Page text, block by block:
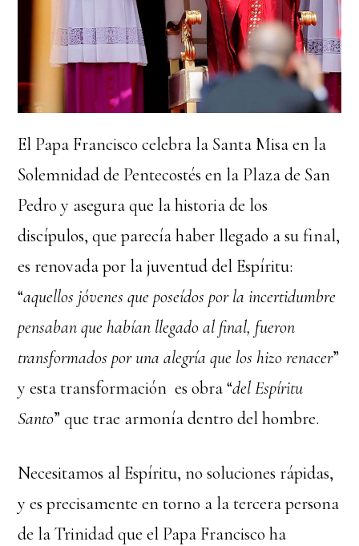
El Papa Francisco celebra la Santa Misa en la
Solemnidad de Pentecostés en la Plaza de San
Pedro y asegura que la historia de los
discípulos, que parecía haber llegado a su final,
es renovada por la juventud del Espíritu:
“aquellos jóvenes que poseídos por la incertidumbre
pensaban que habían llegado al final, fueron
transformados por una alegría que los hizo renacer”
y esta transformación es obra “del Espíritu
Santo” que trae armonía dentro del hombre.
Necesitamos al Espíritu, no soluciones rápidas,
y es precisamente en torno a la tercera persona
de la Trinidad que el Papa Francisco ha